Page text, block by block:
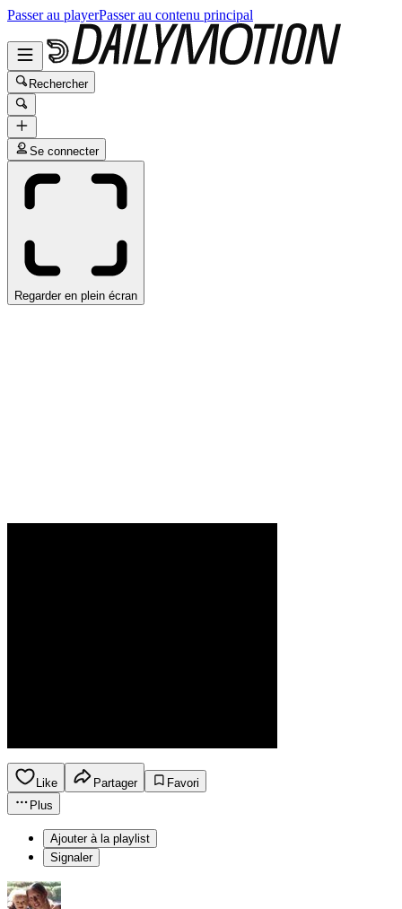
Passer au playerPasser au contenu principal
Rechercher
Se connecter
Regarder en plein écran
Like Partager
Favori
Plus
Ajouter à la playlist
Signaler